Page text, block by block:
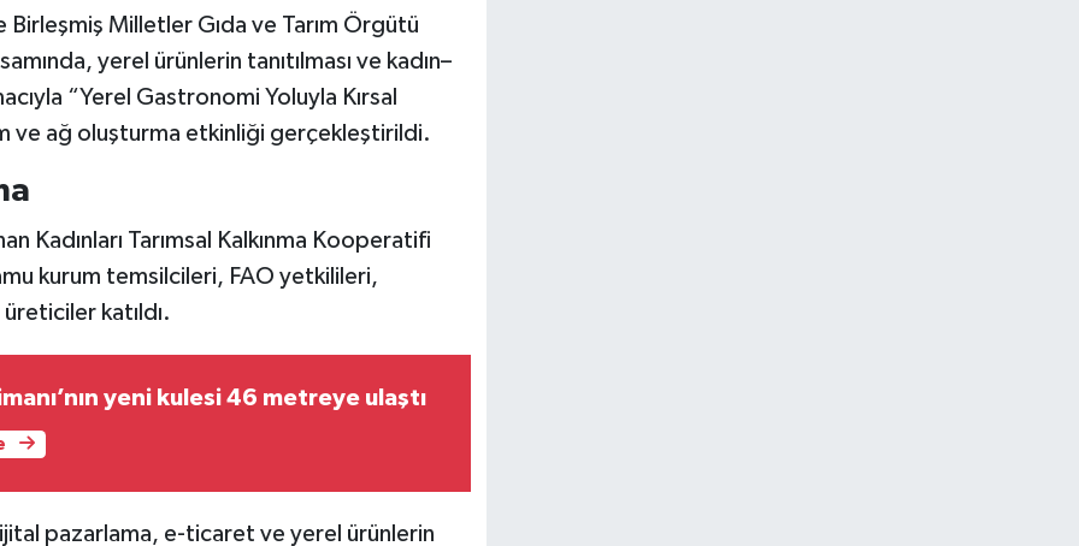
Birleşmiş Milletler Gıda ve Tarım Örgütü
yerel ürünlerin tanıtılması ve kadın–
“Yerel Gastronomi Yoluyla Kırsal
ve ağ oluşturma etkinliği gerçekleştirildi.
Kadınları Tarımsal Kalkınma Kooperatifi
kurum temsilcileri, FAO yetkilileri,
katıldı.
yeni kulesi 46 metreye ulaştı
pazarlama, e-ticaret ve yerel ürünlerin